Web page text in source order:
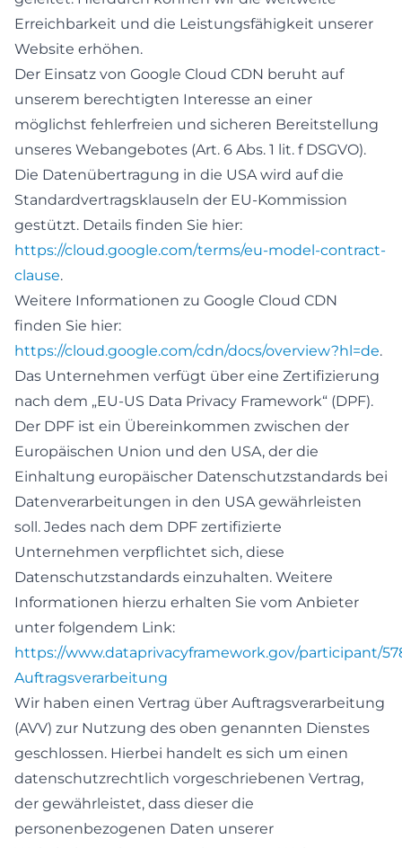
Erreichbarkeit und die Leistungsfähigkeit unserer
Website erhöhen.
Der Einsatz von Google Cloud CDN beruht auf
unserem berechtigten Interesse an einer
möglichst fehlerfreien und sicheren Bereitstellung
unseres Webangebotes (Art. 6 Abs. 1 lit. f DSGVO).
Die Datenübertragung in die USA wird auf die
Standardvertragsklauseln der EU-Kommission
gestützt. Details finden Sie hier:
https://cloud.google.com/terms/eu-model-contract-
clause.
Weitere Informationen zu Google Cloud CDN
finden Sie hier:
https://cloud.google.com/cdn/docs/overview?hl=de.
Das Unternehmen verfügt über eine Zertifizierung
nach dem „EU-US Data Privacy Framework“ (DPF).
Der DPF ist ein Übereinkommen zwischen der
Europäischen Union und den USA, der die
Einhaltung europäischer Datenschutzstandards bei
Datenverarbeitungen in den USA gewährleisten
soll. Jedes nach dem DPF zertifizierte
Unternehmen verpflichtet sich, diese
Datenschutzstandards einzuhalten. Weitere
Informationen hierzu erhalten Sie vom Anbieter
unter folgendem Link:
https://www.dataprivacyframework.gov/participant/
Auftragsverarbeitung
Wir haben einen Vertrag über Auftragsverarbeitung
(AVV) zur Nutzung des oben genannten Dienstes
geschlossen. Hierbei handelt es sich um einen
datenschutzrechtlich vorgeschriebenen Vertrag,
der gewährleistet, dass dieser die
personenbezogenen Daten unserer